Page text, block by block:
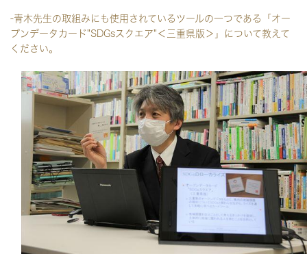
-青木先生の取組みにも使用されているツールの一つである「オー
プンデータカード"SDGsスクエア"＜三重県版＞」について教えて
ください。